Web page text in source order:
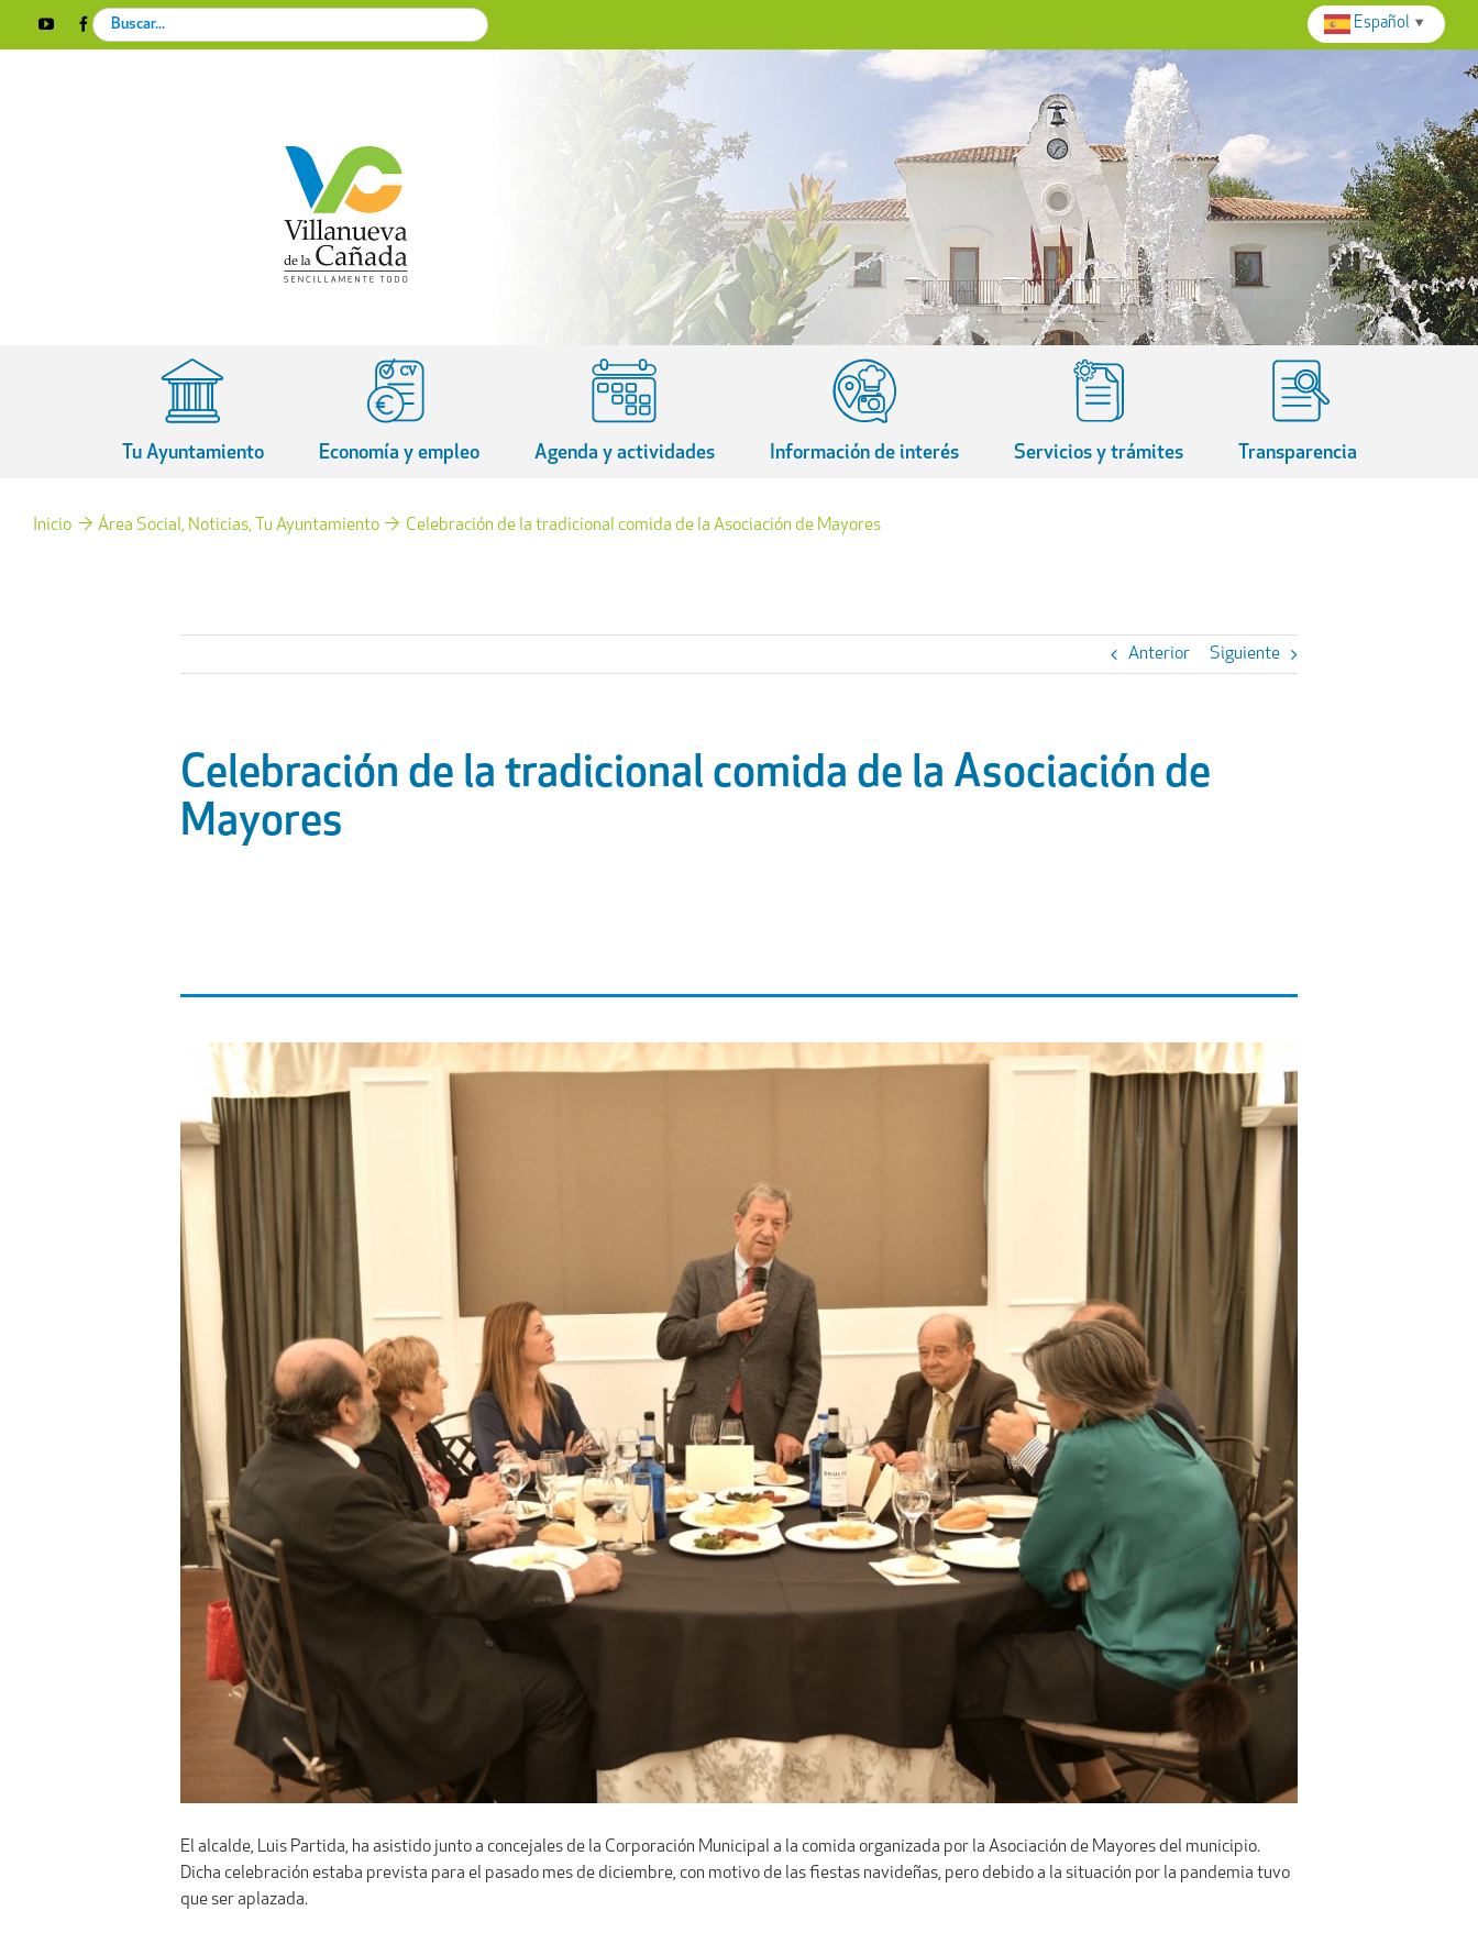
YouTubeFacebookInstagram
X
Search
for:
Tu Ayuntamiento Economía y empleo Agenda y actividades Información de interés Servicios y trámites Transparencia
Inicio Área Social Noticias Tu Ayuntamiento Celebración de la tradicional comida de la Asociación de Mayores
Anterior Siguiente
Celebración de la tradicional comida de la Asociación de
Mayores
El alcalde, Luis Partida, ha asistido junto a concejales de la Corporación Municipal a la comida organizada por la Asociación de Mayores del municipio.
Dicha celebración estaba prevista para el pasado mes de diciembre, con motivo de las fiestas navideñas, pero debido a la situación por la pandemia tuvo
que ser aplazada.
Español ▼